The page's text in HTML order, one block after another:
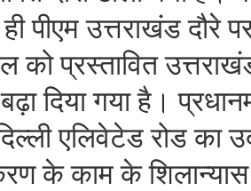
पीएम उत्तराखंड दौरे
को प्रस्तावित
दिया गया है।
एलिवेटेड रोड का
के काम के